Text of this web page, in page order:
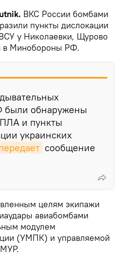
ВКС России бомбами
пункты дислокации
у Николаевки, Щурово
в Минобороны РФ.
были обнаружены
и пункты
украинских
сообщение
целям экипажи
авиабомбами
модулем
(УМПК) и управляемой